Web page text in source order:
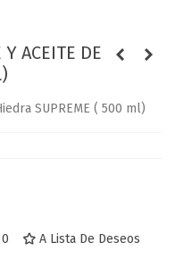
Y ACEITE DE
SUPREME ( 500 ml)
0 A Lista De Deseos